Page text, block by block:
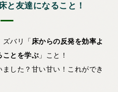
と友達になること！
ズバリ「 床からの反発を効率よ
ことを学ぶ 」こと！
ました？甘い甘い！これができ